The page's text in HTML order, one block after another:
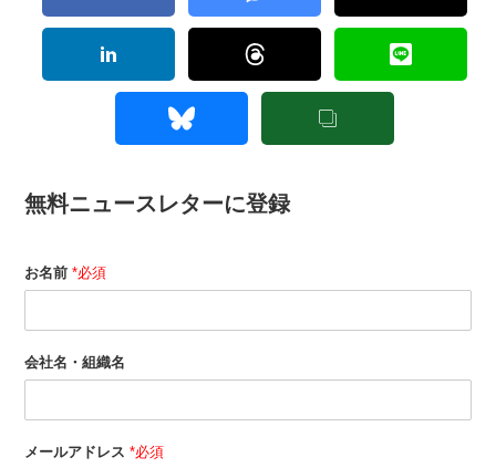
無料ニュースレターに登録
お名前*必須
会社名・組織名
メールアドレス*必須